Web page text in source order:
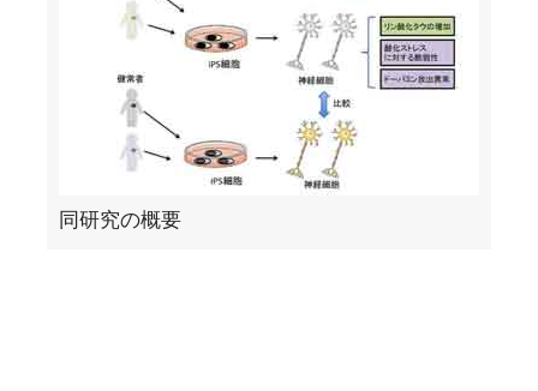
同研究の概要